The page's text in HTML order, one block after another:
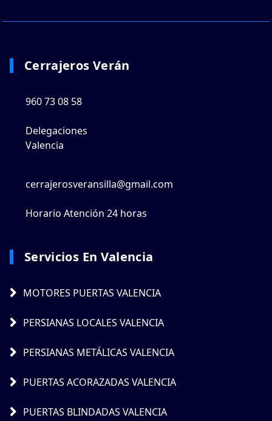
Cerrajeros Verán
960 73 08 58
Delegaciones
Valencia
cerrajerosveransilla@gmail.com
Horario Atención 24 horas
Servicios En Valencia
MOTORES PUERTAS VALENCIA
PERSIANAS LOCALES VALENCIA
PERSIANAS METÁLICAS VALENCIA
PUERTAS ACORAZADAS VALENCIA
PUERTAS BLINDADAS VALENCIA